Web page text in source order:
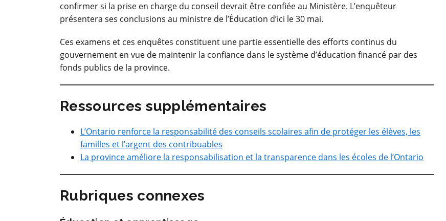
confirmer si la prise en charge du conseil devrait être confiée au Ministère. L’enquêteur
présentera ses conclusions au ministre de l’Éducation d’ici le 30 mai.
Ces examens et ces enquêtes constituent une partie essentielle des efforts continus du
gouvernement en vue de maintenir la confiance dans le système d’éducation financé par des
fonds publics de la province.
Ressources supplémentaires
L’Ontario renforce la responsabilité des conseils scolaires afin de protéger les élèves, les
familles et l’argent des contribuables
La province améliore la responsabilisation et la transparence dans les écoles de l’Ontario
Rubriques connexes